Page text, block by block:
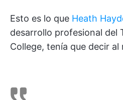
Esto es lo que Heath
desarrollo profesional del
College, tenía que decir al